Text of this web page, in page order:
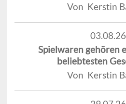
Von Kerstin
03.08.26
Spielwaren gehören
beliebtesten
Von Kerstin